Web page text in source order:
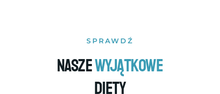
SPRAWDŹ
Naszewyjątkowe
diety